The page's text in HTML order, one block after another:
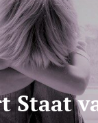
Staat